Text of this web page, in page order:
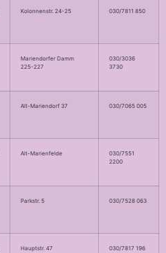
Kolonnenstr. 24-25 030/7811 850
Mariendorfer Damm
225-227
030/3036
3730
Alt-Mariendorf 37 030/7065 005
Alt-Marienfelde
030/7551
2200
Parkstr. 5 030/7528 063
Hauptstr. 47 030/7817 196